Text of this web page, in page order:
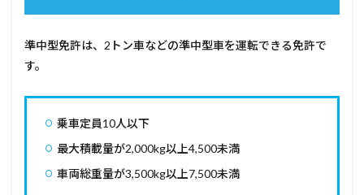
準中型免許は、2トン車などの準中型車を運転できる免許で
す。
乗車定員10人以下
最大積載量が2,000kg以上4,500未満
車両総重量が3,500kg以上7,500未満